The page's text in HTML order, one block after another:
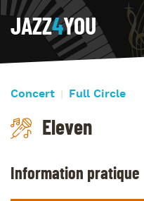
JAZZ4YOU
Concert Full Circle
Eleven
Information pratique